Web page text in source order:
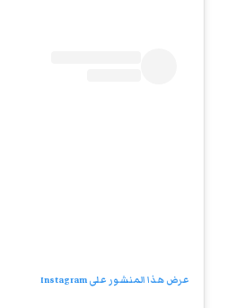
عرض هذا المنشور على Instagram